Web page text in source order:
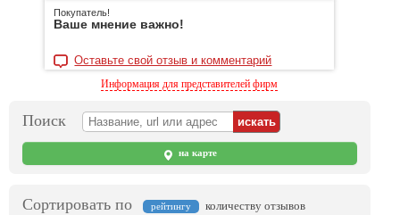
Покупатель!
Ваше мнение важно!
Оставьте свой отзыв и комментарий
Информация для представителей фирм
Поиск
на карте
Сортировать по рейтингу
количеству отзывов